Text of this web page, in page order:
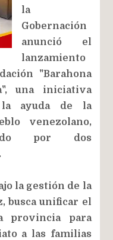
la
Gobernación
anunció el
lanzamiento
"Barahona
una iniciativa
la ayuda de la
venezolano,
por dos
la gestión de la
busca unificar el
provincia para
a las familias